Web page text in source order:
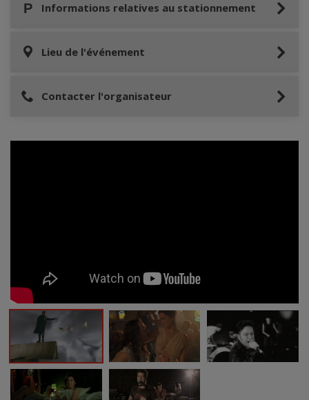
Informations relatives au stationnement
Lieu de l'événement
Contacter l'organisateur